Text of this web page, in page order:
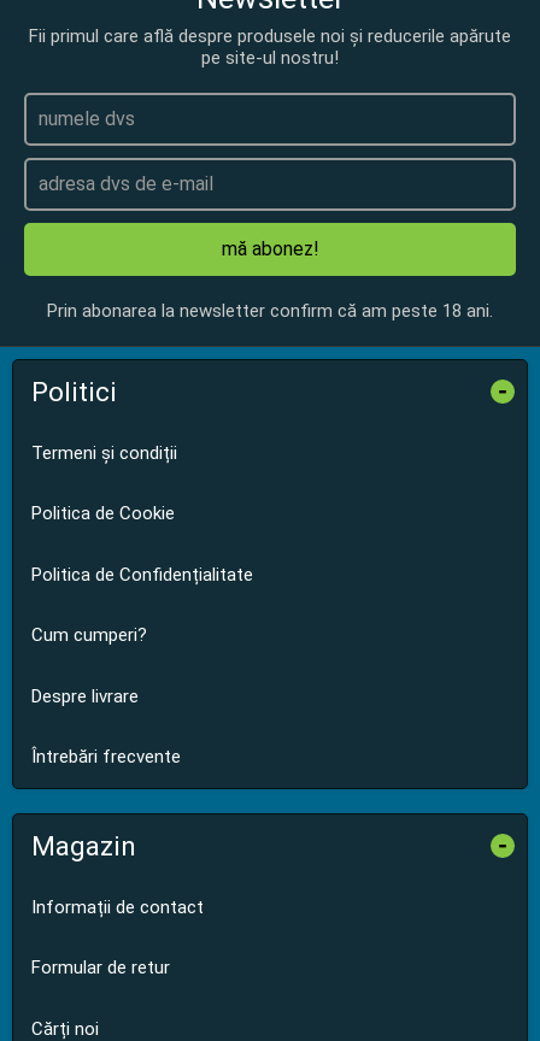
Fii primul care află despre produsele noi și reducerile apărute
pe site-ul nostru!
mă abonez!
Prin abonarea la newsletter confirm că am peste 18 ani.
Politici -
Termeni și condiții
Politica de Cookie
Politica de Confidențialitate
Cum cumperi?
Despre livrare
Întrebări frecvente
Magazin -
Informații de contact
Formular de retur
Cărți noi